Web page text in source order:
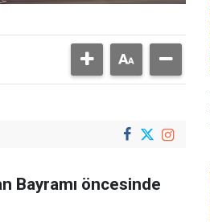
Bayramı öncesinde